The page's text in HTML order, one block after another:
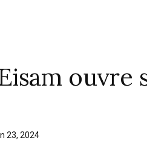
ouvre
23, 2024